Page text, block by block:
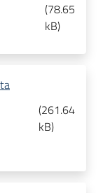
(78.65
kB)
(261.64
kB)